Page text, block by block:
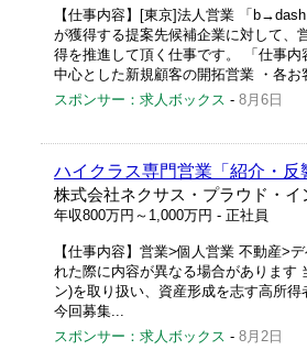
【仕事内容】[東京]法人営業 「
が獲得する提案先候補企業に対して
得を推進して頂く仕事です。 「仕事
中心とした新規顧客の開拓営業 ・各
スポンサー：求人ボックス - 8月6日
ハイクラス専門営業「紹介・
株式会社ネクサス・プラウド・イ
年収800万円～1,000万円 - 正社員
【仕事内容】営業>個人営業 不動産>
れた際に内容が異なる場合があります
ン)を取り扱い、資産形成を志す高所
今回募集...
スポンサー：求人ボックス - 8月2日